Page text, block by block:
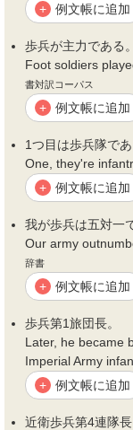
+ 例文帳に追加
歩兵が主力である。
Foot soldiers
書対訳コーパス
+ 例文帳に追加
1つ目は歩兵隊で
One, they're
+ 例文帳に追加
我が歩兵は五対一
Our army
辞書
+ 例文帳に追加
歩兵第1旅団長。
Later, he became
Imperial Army
+ 例文帳に追加
近衛歩兵第4連隊